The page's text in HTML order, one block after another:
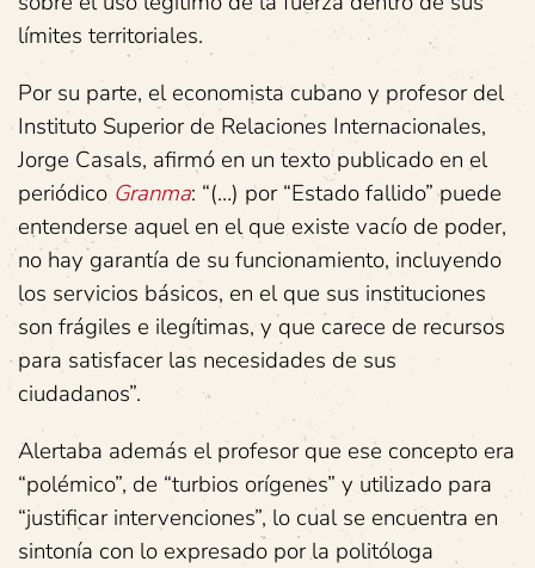
límites territoriales.
Por su parte, el economista cubano y profesor del
Instituto Superior de Relaciones Internacionales,
Jorge Casals, afirmó en un texto publicado en el
periódico Granma: “(…) por “Estado fallido” puede
entenderse aquel en el que existe vacío de poder,
no hay garantía de su funcionamiento, incluyendo
los servicios básicos, en el que sus instituciones
son frágiles e ilegítimas, y que carece de recursos
para satisfacer las necesidades de sus
ciudadanos”.
Alertaba además el profesor que ese concepto era
“polémico”, de “turbios orígenes” y utilizado para
“justificar intervenciones”, lo cual se encuentra en
sintonía con lo expresado por la politóloga